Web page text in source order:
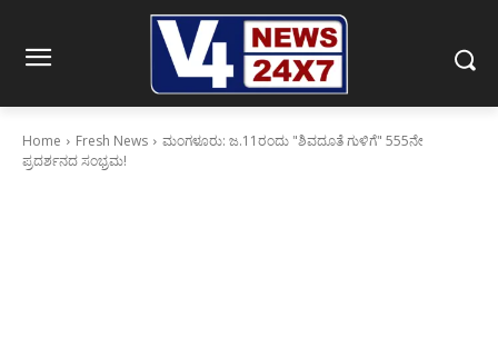
Home Fresh News
ಮಂಗಳೂರು: ಜ.11ರಂದು "ಶಿವದೂತೆ ಗುಳಿಗೆ" 555ನೇ
ಪ್ರದರ್ಶನದ ಸಂಭ್ರಮ!